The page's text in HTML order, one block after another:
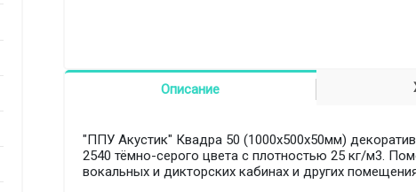
Описание
"ППУ Акустик" Квадра 50 (1000х500х50мм)
2540 тёмно-серого цвета с плотностью 25 кг/м3.
вокальных и дикторских кабинах и других